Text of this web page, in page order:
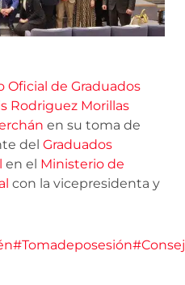
Oficial de Graduados
Rodriguez Morillas
en su toma de
del Graduados
en el Ministerio de
con la vicepresidenta y
#Tomadeposesión